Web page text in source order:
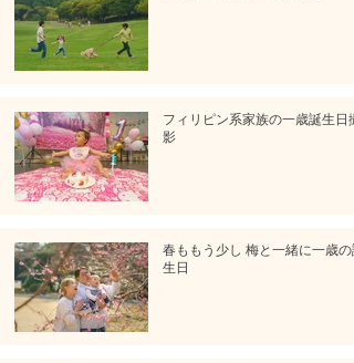
フィリピン系家族の一歳誕生日撮
影
春ももう少し 梅と一緒に一歳の
生日